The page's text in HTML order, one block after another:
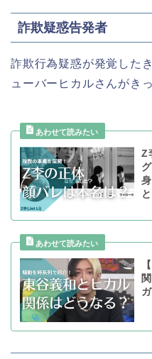
詐欺疑惑告発者
詐欺行為疑惑が発覚した
ューバーヒカルさんがき
Z